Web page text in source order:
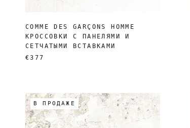
COMME DES GARÇONS HOMME
КРОССОВКИ С ПАНЕЛЯМИ И
СЕТЧАТЫМИ ВСТАВКАМИ
€377
В ПРОДАЖЕ